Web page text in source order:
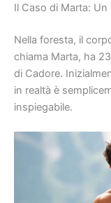
Il Caso di Marta:
Nella foresta, il
chiama Marta, ha
di Cadore.
in realtà è
inspiegabile.